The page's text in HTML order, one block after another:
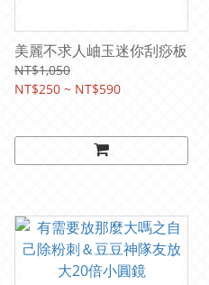
美麗不求人岫玉迷你刮痧板
NT$1,050
NT$250 ~ NT$590